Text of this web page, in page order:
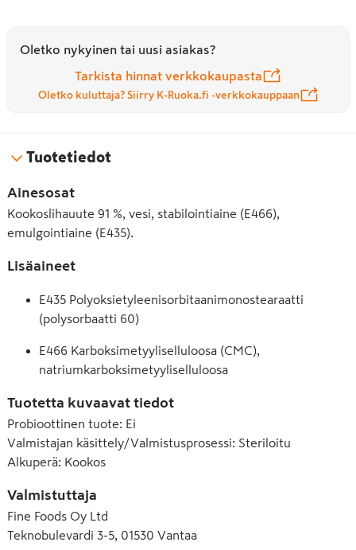
Oletko nykyinen tai uusi asiakas?
Tarkista hinnat verkkokaupasta
Oletko kuluttaja? Siirry K-Ruoka.fi -verkkokauppaan
Tuotetiedot
Ainesosat
Kookoslihauute 91 %, vesi, stabilointiaine (E466),
emulgointiaine (E435).
Lisäaineet
E435 Polyoksietyleenisorbitaanimonostearaatti
(polysorbaatti 60)
E466 Karboksimetyyliselluloosa (CMC),
natriumkarboksimetyyliselluloosa
Tuotetta kuvaavat tiedot
Probioottinen tuote: Ei
Valmistajan käsittely/Valmistusprosessi: Steriloitu
Alkuperä: Kookos
Valmistuttaja
Fine Foods Oy Ltd
Teknobulevardi 3-5, 01530 Vantaa